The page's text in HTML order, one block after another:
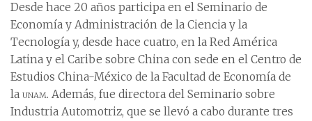
Desde hace 20 años participa en el Seminario de
Economía y Administración de la Ciencia y la
Tecnología y, desde hace cuatro, en la Red América
Latina y el Caribe sobre China con sede en el Centro de
Estudios China-México de la Facultad de Economía de
la unam. Además, fue directora del Seminario sobre
Industria Automotriz, que se llevó a cabo durante tres